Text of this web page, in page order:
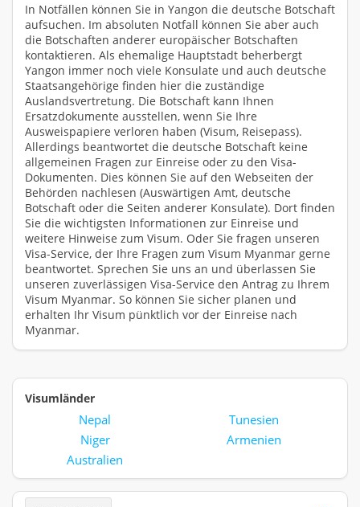
In Notfällen können Sie in Yangon die deutsche Botschaft
aufsuchen. Im absoluten Notfall können Sie aber auch
die Botschaften anderer europäischer Botschaften
kontaktieren. Als ehemalige Hauptstadt beherbergt
Yangon immer noch viele Konsulate und auch deutsche
Staatsangehörige finden hier die zuständige
Auslandsvertretung. Die Botschaft kann Ihnen
Ersatzdokumente ausstellen, wenn Sie Ihre
Ausweispapiere verloren haben (Visum, Reisepass).
Allerdings beantwortet die deutsche Botschaft keine
allgemeinen Fragen zur Einreise oder zu den Visa-
Dokumenten. Dies können Sie auf den Webseiten der
Behörden nachlesen (Auswärtigen Amt, deutsche
Botschaft oder die Seiten anderer Konsulate). Dort finden
Sie die wichtigsten Informationen zur Einreise und
weitere Hinweise zum Visum. Oder Sie fragen unseren
Visa-Service, der Ihre Fragen zum Visum Myanmar gerne
beantwortet. Sprechen Sie uns an und überlassen Sie
unseren zuverlässigen Visa-Service den Antrag zu Ihrem
Visum Myanmar. So können Sie sicher planen und
erhalten Ihr Visum pünktlich vor der Einreise nach
Myanmar.
Visumländer
Nepal
Tunesien
Niger
Armenien
Australien